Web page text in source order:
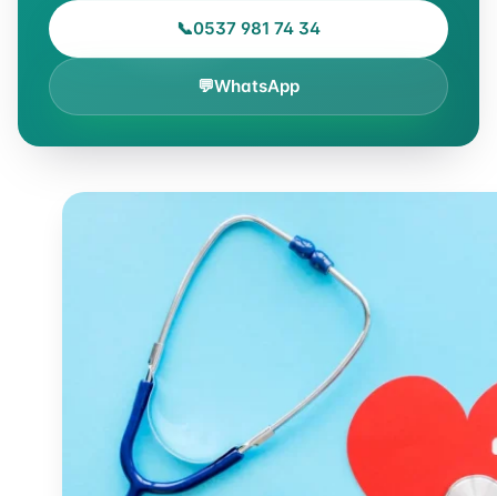
📞0537 981 74 34
💬WhatsApp